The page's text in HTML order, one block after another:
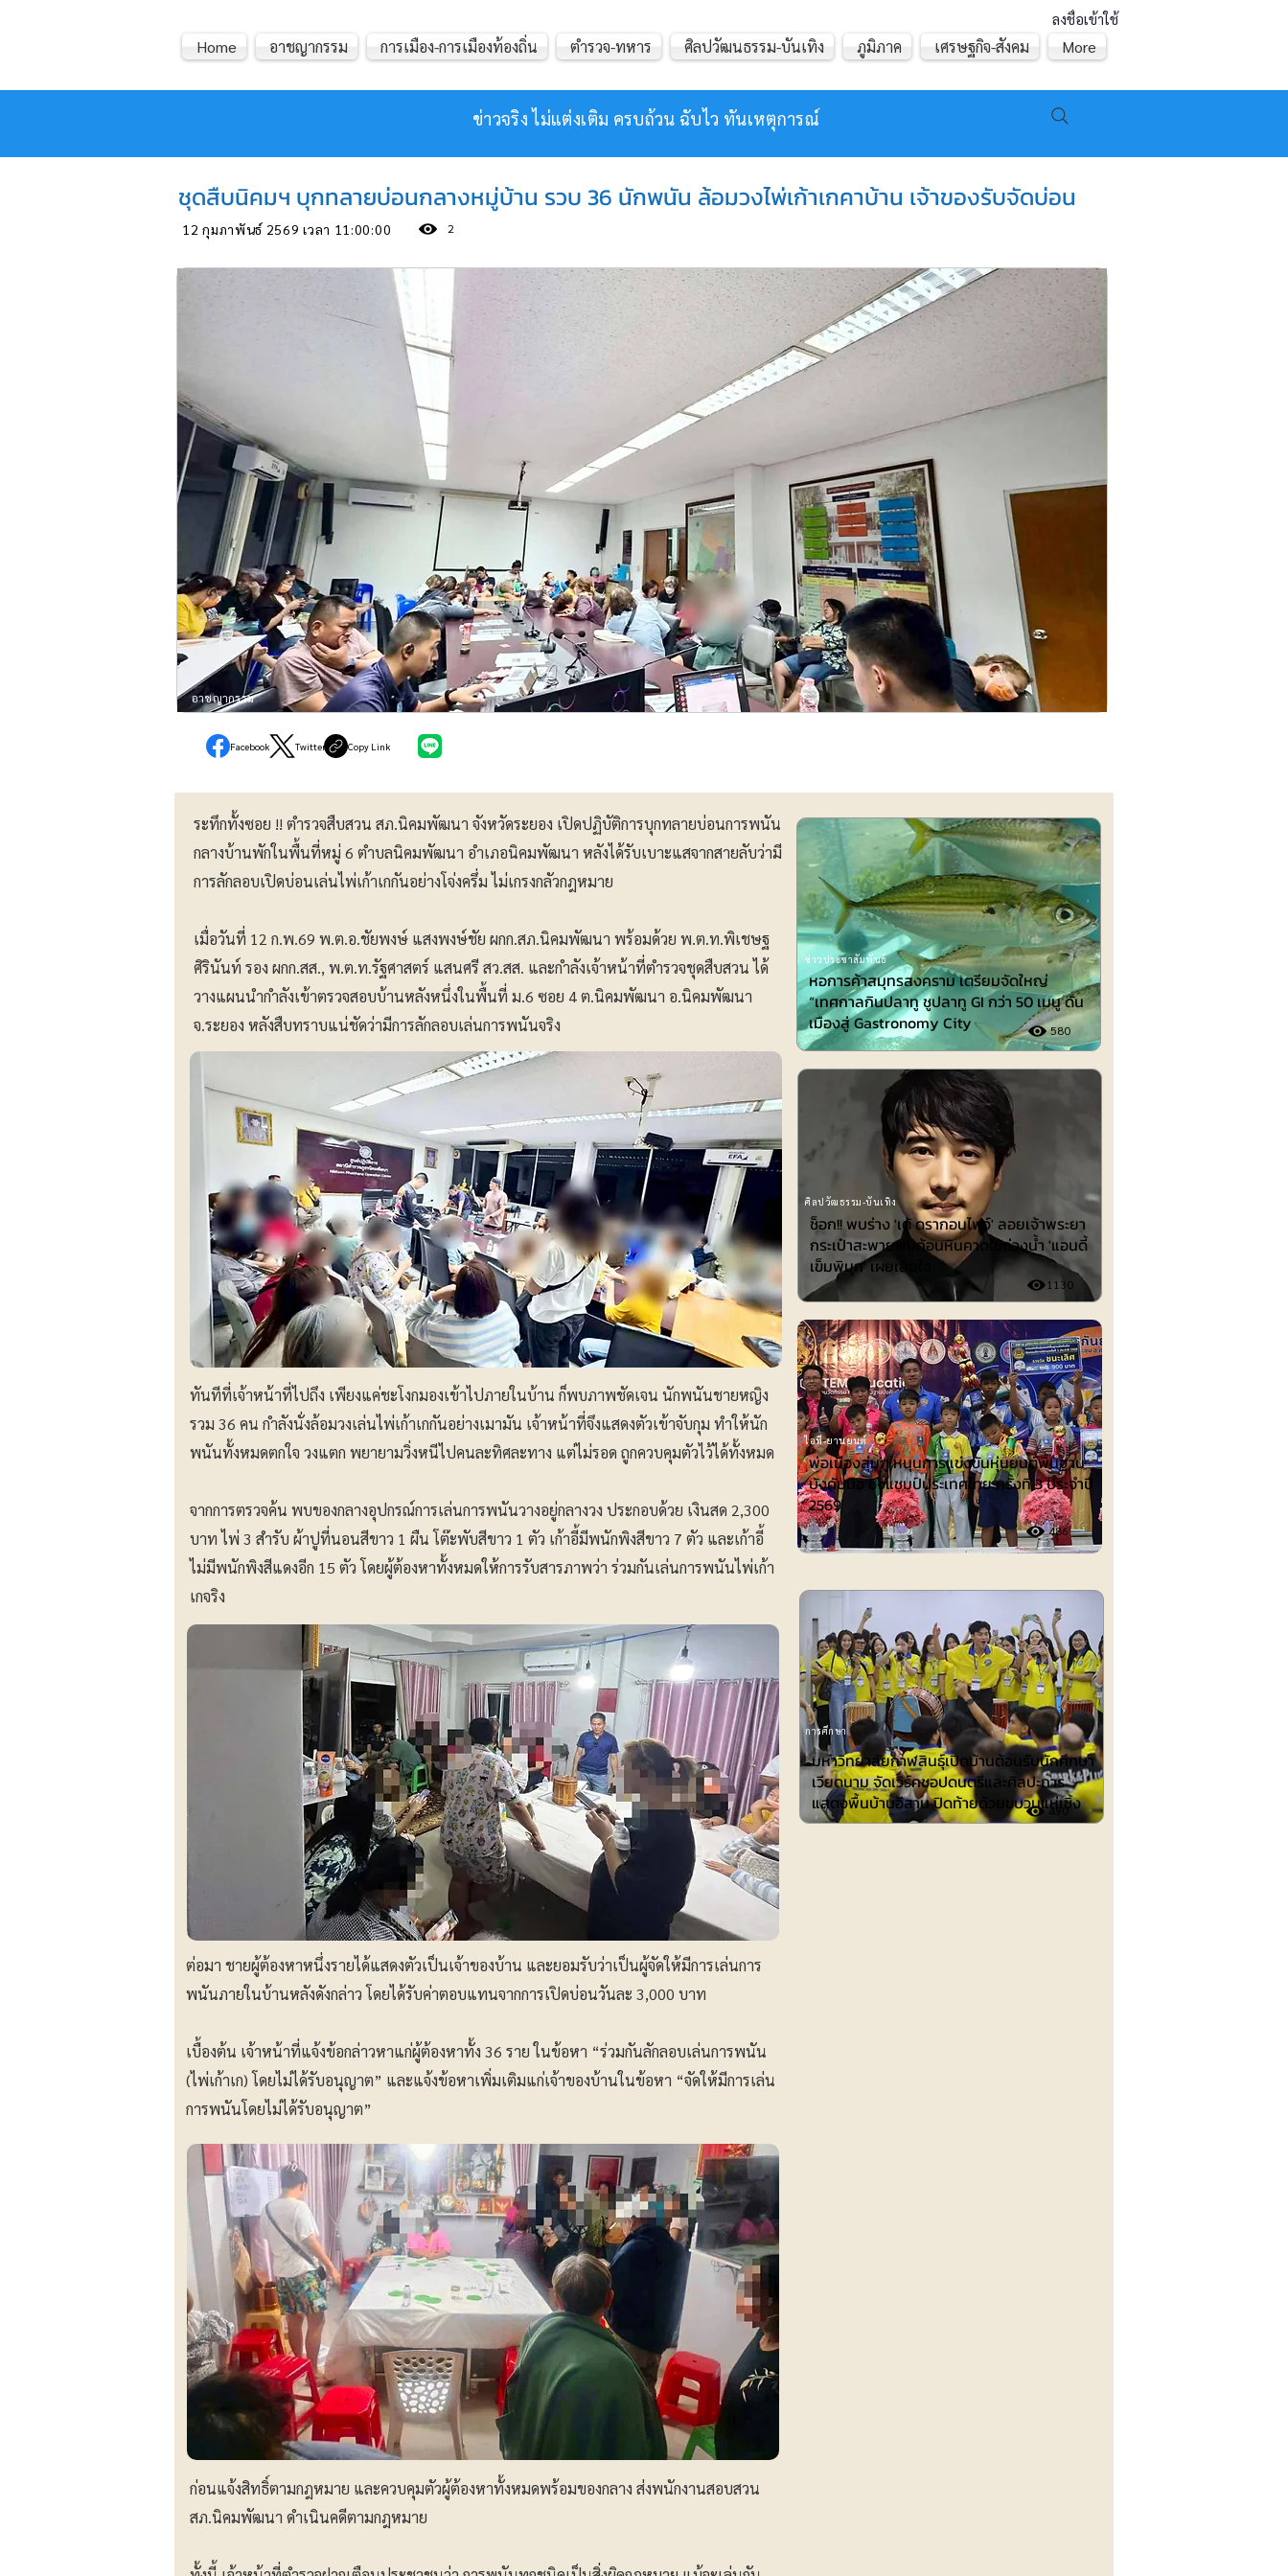
ลงชื่อเข้าใช้
ข่าวจริง ไม่แต่งเติม ครบถ้วน ฉับไว ทันเหตุการณ์
Home อาชญากรรม การเมือง-การเมืองท้องถิ่น ตำรวจ-ทหาร ศิลปวัฒนธรรม-บันเทิง ภูมิภาค เศรษฐกิจ-สังคม More
ชุดสืบนิคมฯ บุกทลายบ่อนกลางหมู่บ้าน รวบ 36 นักพนัน ล้อมวงไพ่เก้าเกคาบ้าน เจ้าของรับจัดบ่อน
12 กุมภาพันธ์ 2569 เวลา 11:00:00 2
อาชญากรรม
Facebook Twitter Copy Link
ระทึกทั้งซอย !! ตำรวจสืบสวน สภ.นิคมพัฒนา จังหวัดระยอง เปิดปฏิบัติการบุกทลายบ่อนการพนัน
กลางบ้านพักในพื้นที่หมู่ 6 ตำบลนิคมพัฒนา อำเภอนิคมพัฒนา หลังได้รับเบาะแสจากสายลับว่ามี
การลักลอบเปิดบ่อนเล่นไพ่เก้าเกกันอย่างโจ่งครึ่ม ไม่เกรงกลัวกฎหมาย
เมื่อวันที่ 12 ก.พ.69 พ.ต.อ.ชัยพงษ์ แสงพงษ์ชัย ผกก.สภ.นิคมพัฒนา พร้อมด้วย พ.ต.ท.พิเชษฐ
ศิรินันท์ รอง ผกก.สส., พ.ต.ท.รัฐศาสตร์ แสนศรี สว.สส. และกำลังเจ้าหน้าที่ตำรวจชุดสืบสวน ได้
วางแผนนำกำลังเข้าตรวจสอบบ้านหลังหนึ่งในพื้นที่ ม.6 ซอย 4 ต.นิคมพัฒนา อ.นิคมพัฒนา
จ.ระยอง หลังสืบทราบแน่ชัดว่ามีการลักลอบเล่นการพนันจริง
ทันทีที่เจ้าหน้าที่ไปถึง เพียงแค่ชะโงกมองเข้าไปภายในบ้าน ก็พบภาพชัดเจน นักพนันชายหญิง
รวม 36 คน กำลังนั่งล้อมวงเล่นไพ่เก้าเกกันอย่างเมามัน เจ้าหน้าที่จึงแสดงตัวเข้าจับกุม ทำให้นัก
พนันทั้งหมดตกใจ วงแตก พยายามวิ่งหนีไปคนละทิศละทาง แต่ไม่รอด ถูกควบคุมตัวไว้ได้ทั้งหมด
จากการตรวจค้น พบของกลางอุปกรณ์การเล่นการพนันวางอยู่กลางวง ประกอบด้วย เงินสด 2,300
บาท ไพ่ 3 สำรับ ผ้าปูที่นอนสีขาว 1 ผืน โต๊ะพับสีขาว 1 ตัว เก้าอี้มีพนักพิงสีขาว 7 ตัว และเก้าอี้
ไม่มีพนักพิงสีแดงอีก 15 ตัว โดยผู้ต้องหาทั้งหมดให้การรับสารภาพว่า ร่วมกันเล่นการพนันไพ่เก้า
เกจริง
ต่อมา ชายผู้ต้องหาหนึ่งรายได้แสดงตัวเป็นเจ้าของบ้าน และยอมรับว่าเป็นผู้จัดให้มีการเล่นการ
พนันภายในบ้านหลังดังกล่าว โดยได้รับค่าตอบแทนจากการเปิดบ่อนวันละ 3,000 บาท
เบื้องต้น เจ้าหน้าที่แจ้งข้อกล่าวหาแก่ผู้ต้องหาทั้ง 36 ราย ในข้อหา “ร่วมกันลักลอบเล่นการพนัน
(ไพ่เก้าเก) โดยไม่ได้รับอนุญาต” และแจ้งข้อหาเพิ่มเติมแก่เจ้าของบ้านในข้อหา “จัดให้มีการเล่น
การพนันโดยไม่ได้รับอนุญาต”
ก่อนแจ้งสิทธิ์ตามกฎหมาย และควบคุมตัวผู้ต้องหาทั้งหมดพร้อมของกลาง ส่งพนักงานสอบสวน
สภ.นิคมพัฒนา ดำเนินคดีตามกฎหมาย
หอการค้าสมุทรสงคราม เตรียมจัดใหญ่
“เทศกาลกินปลาทู ชูปลาทู GI กว่า 50 เมนู ดัน
เมืองสู่ Gastronomy City
580
ข่าวประชาสัมพันธ์
ช็อก!! พบร่าง 'เต้ ดรากอนไฟว์' ลอยเจ้าพระยา
กระเป๋าสะพายพบก้อนหินคาดใช้ถ่วงน้ำ 'แอนดี้
เข็มพิมุก' เผยเสียใจ
1130
ศิลปวัฒธรรม-บันเทิง
ไอที-ยานยนต์
พ่อเมืองลุ่มภู หนุนการแข่งขันหุ่นยนต์พื้นฐาน
บังคับมือ ชิงแชมป์ประเทศไทย ครั้งที่ 3 ประจำปี
2569
486
การศึกษา
มหาวิทยาลัยกาฬสินธุ์เปิดบ้านต้อนรับนักศึกษา
เวียดนาม จัดเวิร์คชอปดนตรีและศิลปะการ
แสดงพื้นบ้านอีสาน ปิดท้ายด้วยขบวนแห่เซิ้ง
490